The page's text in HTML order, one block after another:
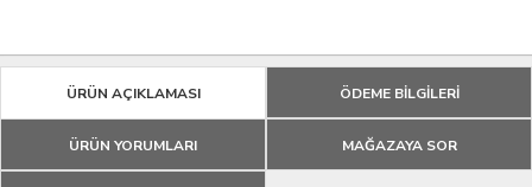
ÜRÜN AÇIKLAMASI ÖDEME BİLGİLERİ
ÜRÜN YORUMLARI MAĞAZAYA SOR